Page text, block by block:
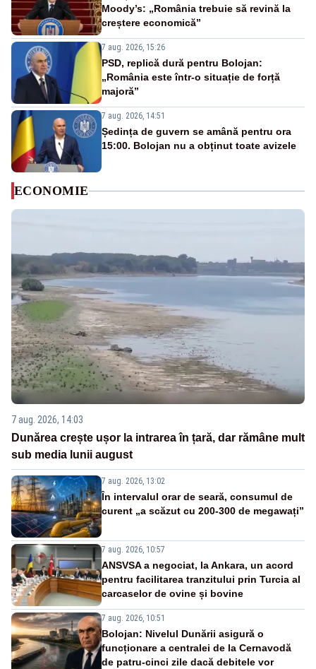
Moody’s: „România trebuie să revină la
creștere economică”
7 aug. 2026, 15:26
PSD, replică dură pentru Bolojan:
„România este într-o situație de forță
majoră”
7 aug. 2026, 14:51
Ședința de guvern se amână pentru ora
15:00. Bolojan nu a obținut toate avizele
ECONOMIE
7 aug. 2026, 14:03
Dunărea crește ușor la intrarea în țară, dar rămâne mult
sub media lunii august
7 aug. 2026, 13:02
În intervalul orar de seară, consumul de
curent „a scăzut cu 200-300 de megawați”
7 aug. 2026, 10:57
ANSVSA a negociat, la Ankara, un acord
pentru facilitarea tranzitului prin Turcia al
carcaselor de ovine și bovine
7 aug. 2026, 10:51
Bolojan: Nivelul Dunării asigură o
funcționare a centralei de la Cernavodă
de patru-cinci zile dacă debitele vor